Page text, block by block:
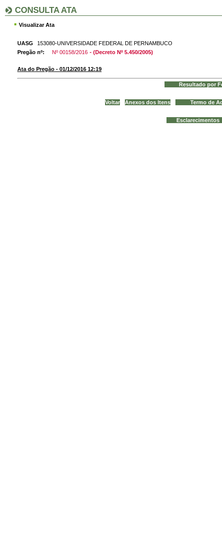
CONSULTA ATA
Visualizar Ata
UASG
153080-UNIVERSIDADE FEDERAL DE PERNAMBUCO
Pregão nº:
Nº 00158/2016 - (Decreto Nº 5.450/2005)
Ata do Pregão - 01/12/2016 12:19